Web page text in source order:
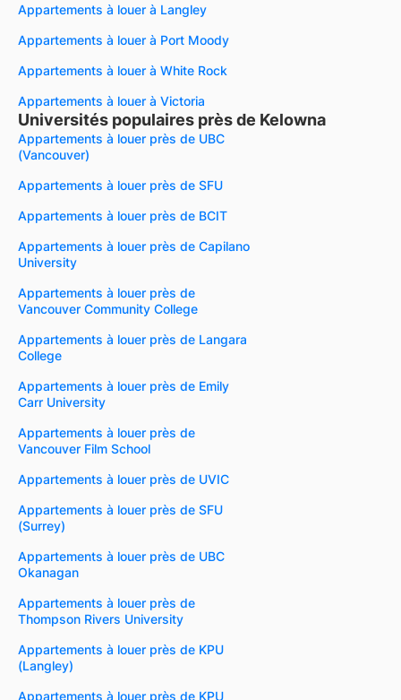
Appartements à louer à Langley
Appartements à louer à Port Moody
Appartements à louer à White Rock
Appartements à louer à Victoria
Universités populaires près de Kelowna
Appartements à louer près de UBC
(Vancouver)
Appartements à louer près de SFU
Appartements à louer près de BCIT
Appartements à louer près de Capilano
University
Appartements à louer près de
Vancouver Community College
Appartements à louer près de Langara
College
Appartements à louer près de Emily
Carr University
Appartements à louer près de
Vancouver Film School
Appartements à louer près de UVIC
Appartements à louer près de SFU
(Surrey)
Appartements à louer près de UBC
Okanagan
Appartements à louer près de
Thompson Rivers University
Appartements à louer près de KPU
(Langley)
Appartements à louer près de KPU